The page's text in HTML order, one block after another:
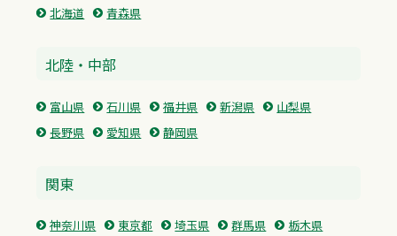
北海道 青森県
北陸・中部
富山県 石川県 福井県 新潟県
山梨県
長野県
愛知県 静岡県
関東
神奈川県 東京都 埼玉県 群馬県
栃木県